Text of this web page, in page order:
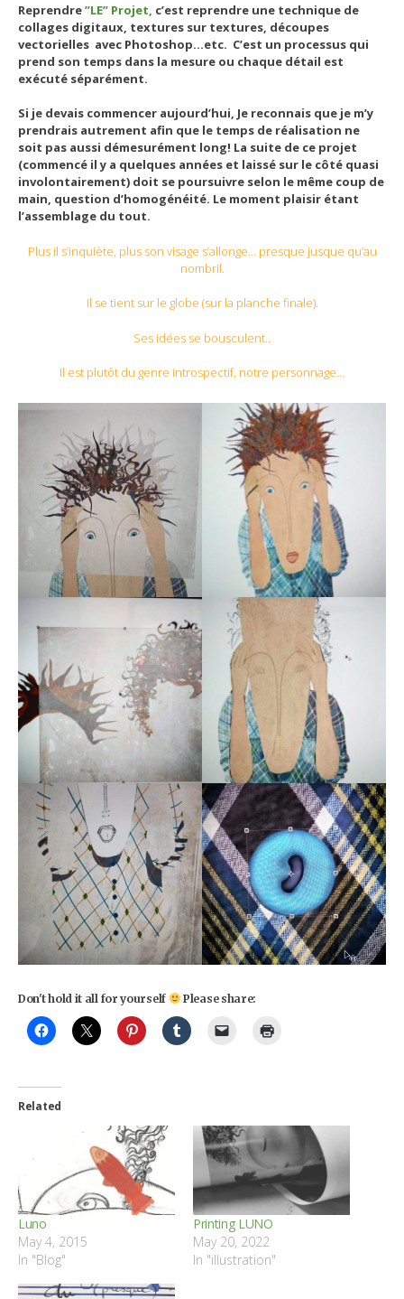
Reprendre”LE” Projet, c’est reprendre une technique de
collages digitaux, textures sur textures, découpes
vectorielles avec Photoshop…etc. C’est un processus qui
prend son temps dans la mesure ou chaque détail est
exécuté séparément.
Si je devais commencer aujourd’hui, Je reconnais que je m’y
prendrais autrement afin que le temps de réalisation ne
soit pas aussi démesurément long! La suite de ce projet
(commencé il y a quelques années et laissé sur le côté quasi
involontairement) doit se poursuivre selon le même coup de
main, question d’homogénéité. Le moment plaisir étant
l’assemblage du tout.
Plus il s’inquiète, plus son visage s’allonge… presque jusque qu’au
nombril.
Il se tient sur le globe (sur la planche finale).
Ses idées se bousculent..
Il est plutôt du genre introspectif, notre personnage…
Don't hold it all for yourself Please share:
Related
Luno
May 4, 2015
In "Blog"
Printing LUNO
May 20, 2022
In "illustration"